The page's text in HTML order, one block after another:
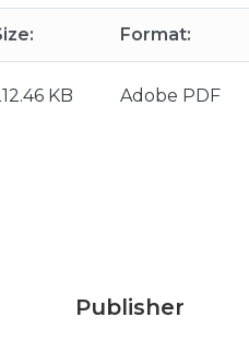
Format:
KB Adobe PDF
Publisher